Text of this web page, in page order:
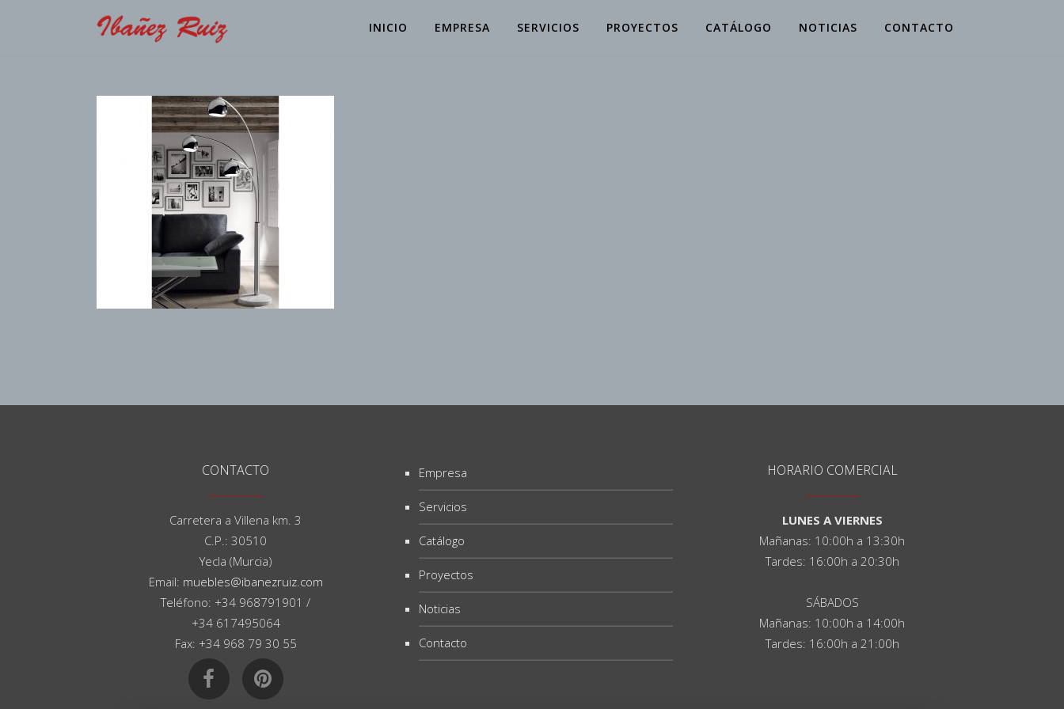
INICIO EMPRESA SERVICIOS PROYECTOS CATÁLOGO NOTICIAS CONTACTO
CONTACTO
Carretera a Villena km. 3
C.P.: 30510
Yecla (Murcia)
Email: muebles@ibanezruiz.com
Teléfono: +34 968791901 /
+34 617495064
Fax: +34 968 79 30 55
Empresa
Servicios
Catálogo
Proyectos
Noticias
Contacto
HORARIO COMERCIAL
LUNES A VIERNES
Mañanas: 10:00h a 13:30h
Tardes: 16:00h a 20:30h
SÁBADOS
Mañanas: 10:00h a 14:00h
Tardes: 16:00h a 21:00h